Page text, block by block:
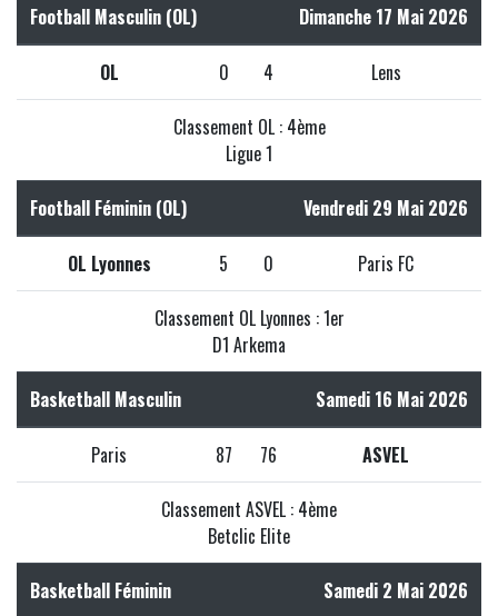
Football Masculin (OL) Dimanche 17 Mai 2026
OL 0 4 Lens
Classement OL : 4ème
Ligue 1
Football Féminin (OL) Vendredi 29 Mai 2026
OL Lyonnes 5 0 Paris FC
Classement OL Lyonnes : 1er
D1 Arkema
Basketball Masculin Samedi 16 Mai 2026
Paris 87 76 ASVEL
Classement ASVEL : 4ème
Betclic Elite
Basketball Féminin Samedi 2 Mai 2026